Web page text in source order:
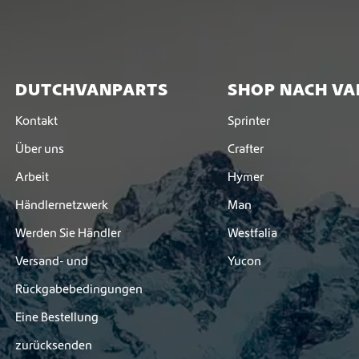
DUTCHVANPARTS
Kontakt
Über uns
Arbeit
Händlernetzwerk
Werden Sie Händler
Versand- und
Rückgabebedingungen
Eine Bestellung
zurücksenden
SHOP NACH
Sprinter
Crafter
Hymer
Man
Westfalia
Yucon